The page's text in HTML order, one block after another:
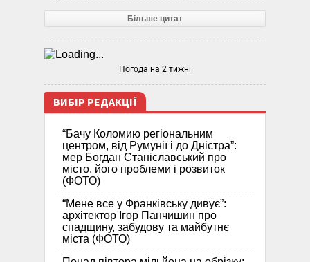
Більше цитат
Погода на 2 тижні
ВИБІР РЕДАКЦІЇ
“Бачу Коломию регіональним
центром, від Румунії і до Дністра”:
мер Богдан Станіславський про
місто, його проблеми і розвиток
(ФОТО)
“Мене все у Франківську дивує”:
архітектор Ігор Панчишин про
спадщину, забудову та майбутнє
міста (ФОТО)